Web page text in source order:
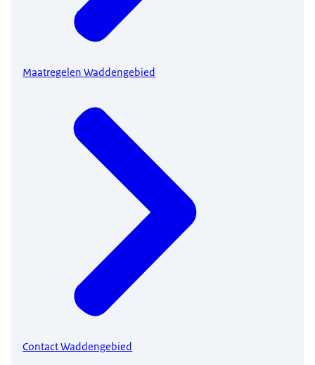
Maatregelen Waddengebied
Contact Waddengebied